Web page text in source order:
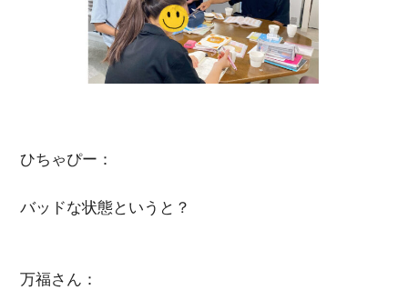
ひちゃぴー：
バッドな状態というと？
万福さん：